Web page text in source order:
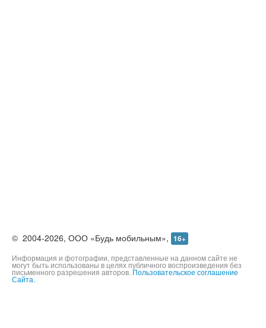
© 2004-2026, ООО «Будь мобильным», 16+
Информация и фотографии, представленные на данном сайте не
могут быть использованы в целях публичного воспроизведения без
письменного разрешения авторов. Пользовательское соглашение
Сайта.